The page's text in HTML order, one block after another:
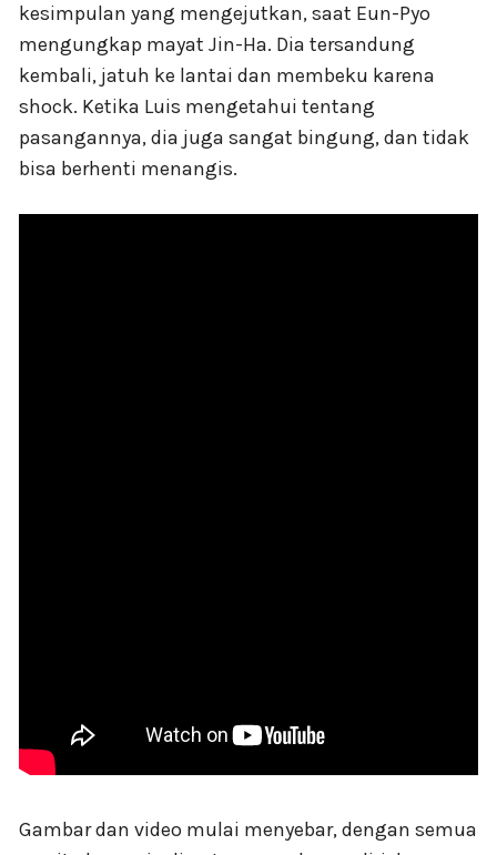
kesimpulan yang mengejutkan, saat Eun-Pyo
mengungkap mayat Jin-Ha. Dia tersandung
kembali, jatuh ke lantai dan membeku karena
shock. Ketika Luis mengetahui tentang
pasangannya, dia juga sangat bingung, dan tidak
bisa berhenti menangis.
Gambar dan video mulai menyebar, dengan semua